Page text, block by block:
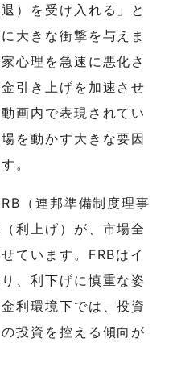
）を受け入れる」と
大きな衝撃を与えま
心理を急速に悪化さ
引き上げを加速させ
画内で表現されてい
を動かす大きな要因
。
（連邦準備制度理事
利上げ）が、市場全
ています。FRBはイ
、利下げに慎重な姿
利環境下では、投資
投資を控える傾向が